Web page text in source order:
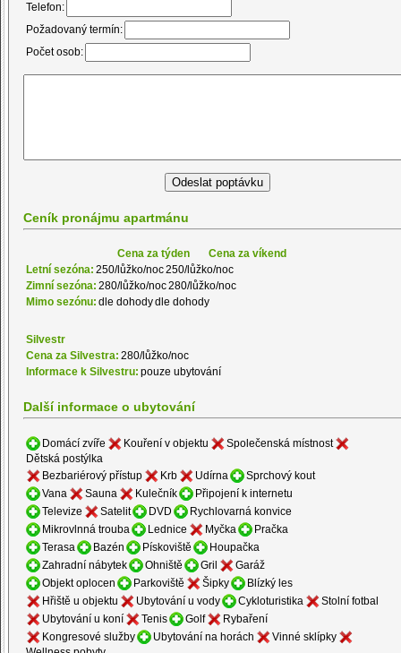
Telefon:
Požadovaný termín:
Počet osob:
Ceník pronájmu apartmánu
Cena za týden
Cena za víkend
Letní sezóna: 250/lůžko/noc250/lůžko/noc
Zimní sezóna: 280/lůžko/noc280/lůžko/noc
Mimo sezónu: dle dohodydle dohody
Silvestr
Cena za Silvestra: 280/lůžko/noc
Informace k Silvestru: pouze ubytování
Další informace o ubytování
Domácí zvíře Kouření v objektu
Společenská místnost
Dětská postýlka
Bezbariérový přístup
Krb Udírna
Sprchový kout
Vana
Sauna Kulečník
Připojení k internetu
Televize
Satelit DVD
Rychlovarná konvice
Mikrovlnná trouba
Lednice Myčka
Pračka
Terasa
Bazén Pískoviště
Houpačka
Zahradní nábytek
Ohniště Gril
Garáž
Objekt oplocen
Parkoviště Šipky
Blízký les
Hřiště u objektu
Ubytování u vody Cykloturistika
Stolní fotbal
Ubytování u koní
Tenis Golf
Rybaření
Kongresové služby
Ubytování na horách
Vinné sklípky